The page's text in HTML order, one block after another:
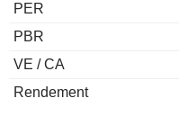
PER
PBR
VE / CA
Rendement